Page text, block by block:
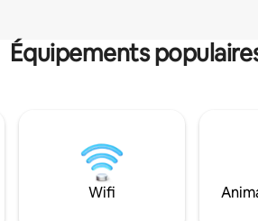
Équipements
Wifi